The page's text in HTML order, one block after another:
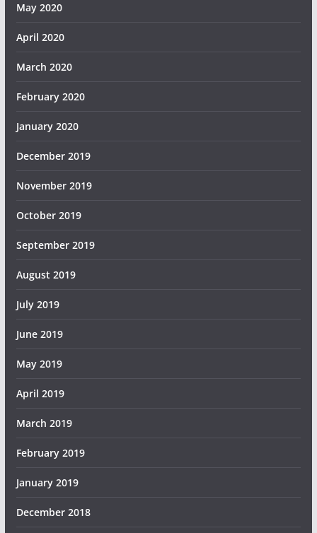
May 2020
April 2020
March 2020
February 2020
January 2020
December 2019
November 2019
October 2019
September 2019
August 2019
July 2019
June 2019
May 2019
April 2019
March 2019
February 2019
January 2019
December 2018